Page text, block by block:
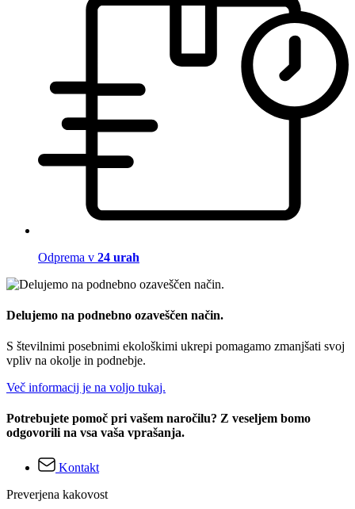
Odprema v 24 urah
Delujemo na podnebno ozaveščen način.
S številnimi posebnimi ekološkimi ukrepi pomagamo zmanjšati svoj
vpliv na okolje in podnebje.
Več informacij je na voljo tukaj.
Potrebujete pomoč pri vašem naročilu? Z veseljem bomo
odgovorili na vsa vaša vprašanja.
Kontakt
Preverjena kakovost